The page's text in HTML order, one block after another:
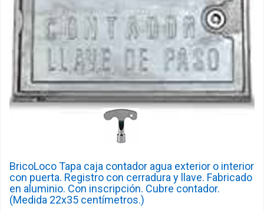
BricoLoco Tapa caja contador agua exterior o interior
con puerta. Registro con cerradura y llave. Fabricado
en aluminio. Con inscripción. Cubre contador.
(Medida 22x35 centímetros.)